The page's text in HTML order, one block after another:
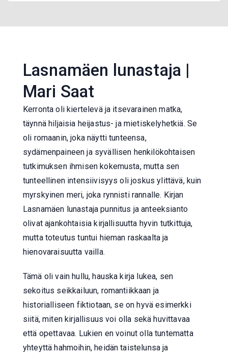
Lasnamäen lunastaja |
Mari Saat
Kerronta oli kiertelevä ja itsevarainen matka,
täynnä hiljaisia heijastus- ja mietiskelyhetkiä. Se
oli romaanin, joka näytti tunteensa,
sydämenpaineen ja syvällisen henkilökohtaisen
tutkimuksen ihmisen kokemusta, mutta sen
tunteellinen intensiivisyys oli joskus ylittävä, kuin
myrskyinen meri, joka rynnisti rannalle. Kirjan
Lasnamäen lunastaja punnitus ja anteeksianto
olivat ajankohtaisia kirjallisuutta hyvin tutkittuja,
mutta toteutus tuntui hieman raskaalta ja
hienovaraisuutta vailla.
Tämä oli vain hullu, hauska kirja lukea, sen
sekoitus seikkailuun, romantiikkaan ja
historialliseen fiktiotaan, se on hyvä esimerkki
siitä, miten kirjallisuus voi olla sekä huvittavaa
että opettavaa. Lukien en voinut olla tuntematta
yhteyttä hahmoihin, heidän taistelunsa ja